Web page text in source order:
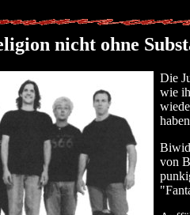
nicht ohne
Die
wie
von